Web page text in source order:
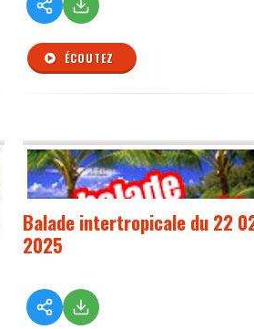
ÉCOUTEZ
Balade intertropicale du 22
2025